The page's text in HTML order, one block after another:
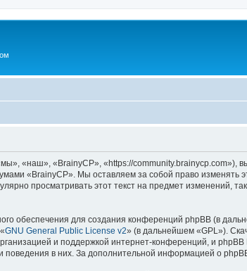
«наш», «BrainyCP», «https://community.brainycp.com»),
«BrainyCP». Мы оставляем за собой право
просматривать этот текст на предмет изменений,
обеспечения для создания конференций phpBB (в
GNU General Public License v2» (в дальнейшем «GPL»).
и поддержкой интернет-конференций, и
поведения в них. За дополнительной информацией о